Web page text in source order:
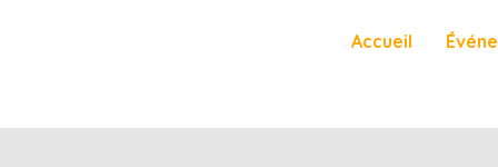
Accueil